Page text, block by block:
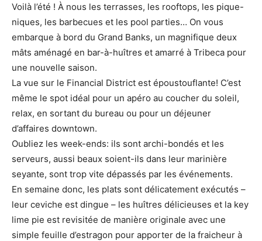
Voilà l’été ! À nous les terrasses, les rooftops, les pique-
niques, les barbecues et les pool parties… On vous
embarque à bord du Grand Banks, un magnifique deux
mâts aménagé en bar-à-huîtres et amarré à Tribeca pour
une nouvelle saison.
La vue sur le Financial District est époustouflante! C’est
même le spot idéal pour un apéro au coucher du soleil,
relax, en sortant du bureau ou pour un déjeuner
d’affaires downtown.
Oubliez les week-ends: ils sont archi-bondés et les
serveurs, aussi beaux soient-ils dans leur marinière
seyante, sont trop vite dépassés par les événements.
En semaine donc, les plats sont délicatement exécutés –
leur ceviche est dingue – les huîtres délicieuses et la key
lime pie est revisitée de manière originale avec une
simple feuille d’estragon pour apporter de la fraicheur à